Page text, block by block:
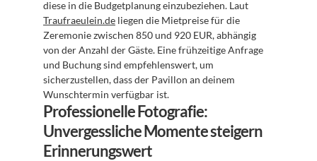
Traufraeulein.de liegen die Mietpreise für die
Zeremonie zwischen 850 und 920 EUR, abhängig
von der Anzahl der Gäste. Eine frühzeitige Anfrage
und Buchung sind empfehlenswert, um
sicherzustellen, dass der Pavillon an deinem
Wunschtermin verfügbar ist.
Professionelle Fotografie:
Unvergessliche Momente steigern
Erinnerungswert